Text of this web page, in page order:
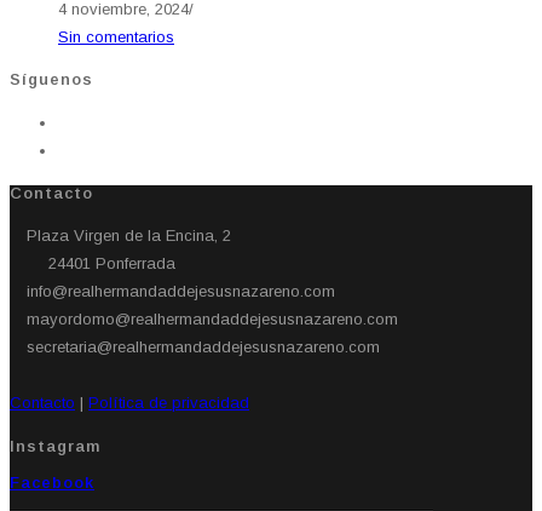
4 noviembre, 2024/
Sin comentarios
Síguenos
Contacto
Plaza Virgen de la Encina, 2
24401 Ponferrada​
info@realhermandaddejesusnazareno.com
mayordomo@realhermandaddejesusnazareno.com
secretaria@realhermandaddejesusnazareno.com
Contacto | Política de privacidad
Instagram
Facebook